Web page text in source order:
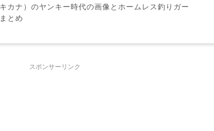
カナ）のヤンキー時代の画像とホームレス釣りガー
とめ
スポンサーリンク